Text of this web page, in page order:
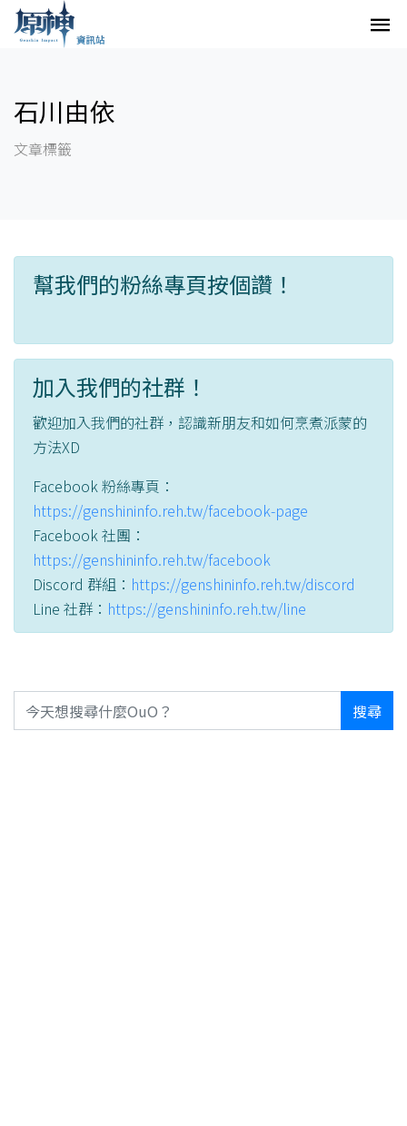
石川由依
文章標籤
幫我們的粉絲專頁按個讚！
加入我們的社群！
歡迎加入我們的社群，認識新朋友和如何烹煮派蒙的
方法XD
Facebook 粉絲專頁：
https://genshininfo.reh.tw/facebook-page
Facebook 社團：
https://genshininfo.reh.tw/facebook
Discord 群組： https://genshininfo.reh.tw/discord
Line 社群： https://genshininfo.reh.tw/line
搜尋